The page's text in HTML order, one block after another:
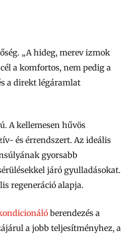
„A hideg, merev izmok
a komfortos, nem pedig a
a direkt légáramlat
A kellemesen hűvös
és érrendszert. Az ideális
gyorsabb
járó gyulladásokat.
regeneráció alapja.
berendezés a
a jobb teljesítményhez, a